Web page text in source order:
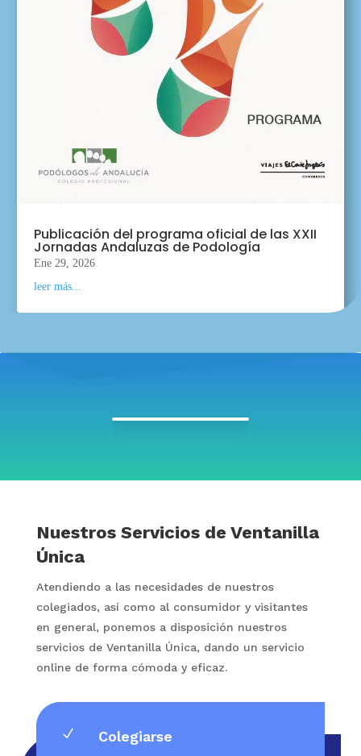
Publicación del programa oficial de las XXII
Jornadas Andaluzas de Podología
Ene 29, 2026
leer más...
Nuestros Servicios de Ventanilla
Única
Atendiendo a las necesidades de nuestros
colegiados, así como al consumidor y visitantes
en general, ponemos a disposición nuestros
servicios de Ventanilla Única, dando un servicio
online de forma cómoda y eficaz.
N Colegiarse